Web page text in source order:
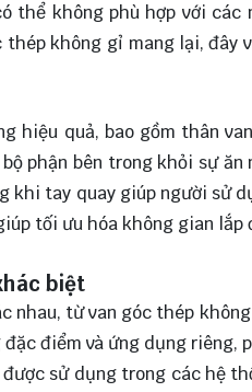
thể không phù hợp với
không gỉ mang lại, đây
quả, bao gồm thân
phận bên trong khỏi sự ăn
tay quay giúp người sử
tối ưu hóa không gian lắp
biệt
nhau, từ van góc thép
điểm và ứng dụng riêng,
sử dụng trong các hệ